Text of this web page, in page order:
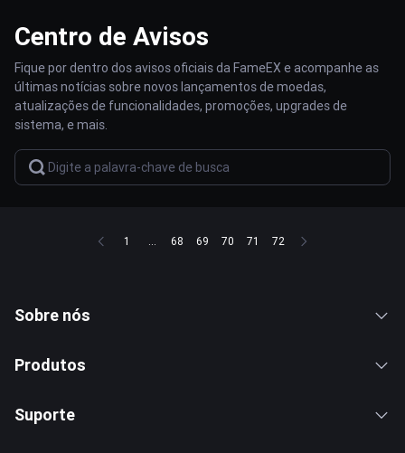
Centro de Avisos
Fique por dentro dos avisos oficiais da FameEX e acompanhe as
últimas notícias sobre novos lançamentos de moedas,
atualizações de funcionalidades, promoções, upgrades de
sistema, e mais.
1 ... 68 69 70 71 72
Sobre nós
Produtos
Suporte